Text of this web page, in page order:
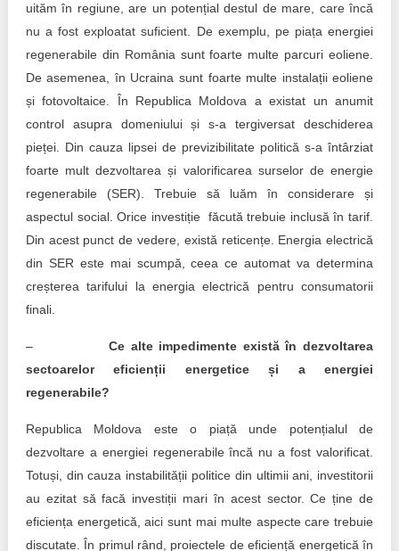
uităm în regiune, are un potențial destul de mare, care încă
nu a fost exploatat suficient. De exemplu, pe piața energiei
regenerabile din România sunt foarte multe parcuri eoliene.
De asemenea, în Ucraina sunt foarte multe instalații eoliene
și fotovoltaice. În Republica Moldova a existat un anumit
control asupra domeniului și s-a tergiversat deschiderea
pieței. Din cauza lipsei de previzibilitate politică s-a întârziat
foarte mult dezvoltarea și valorificarea surselor de energie
regenerabile (SER). Trebuie să luăm în considerare și
aspectul social. Orice investiție făcută trebuie inclusă în tarif.
Din acest punct de vedere, există reticențe. Energia electrică
din SER este mai scumpă, ceea ce automat va determina
creșterea tarifului la energia electrică pentru consumatorii
finali.
–Ce alte impedimente există în dezvoltarea
sectoarelor eficienții energetice și a energiei
regenerabile?
Republica Moldova este o piață unde potențialul de
dezvoltare a energiei regenerabile încă nu a fost valorificat.
Totuși, din cauza instabilității politice din ultimii ani, investitorii
au ezitat să facă investiții mari în acest sector. Ce ține de
eficiența energetică, aici sunt mai multe aspecte care trebuie
discutate. În primul rând, proiectele de eficiență energetică în